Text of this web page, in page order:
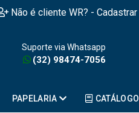
Não é cliente WR? - Cadastrar
Suporte via Whatsapp
(32) 98474-7056
PAPELARIA CATÁLOGO